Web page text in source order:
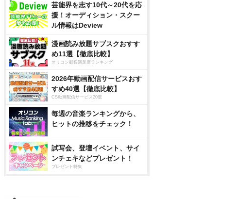
芸能界を志す10代～20代を応
援！オーディション・スクー
ル情報はDeview
漫画読み放題サブスクおすす
め11選【徹底比較】
オリコン顧客満足度ランキング
2026年動画配信サービスおす
すめ40選【徹底比較】
CS動画配信サービス20選
毎週の音楽ランキングから、
ヒットの推移をチェック！
試写会、登壇イベント、サイ
ンチェキなどプレゼント！
プレゼント特集